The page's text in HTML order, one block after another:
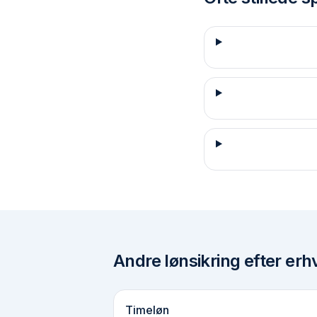
Andre lønsikring efter
Timeløn